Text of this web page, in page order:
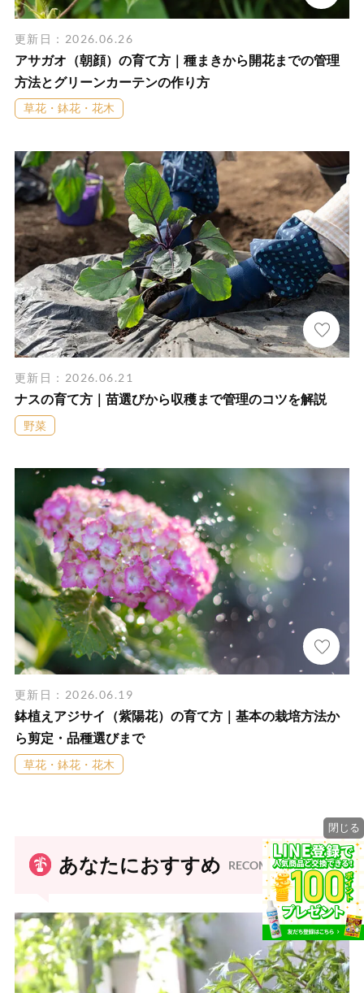
更新日：2026.06.26
アサガオ（朝顔）の育て方｜種まきから開花までの管理
方法とグリーンカーテンの作り方
草花・鉢花・花木
更新日：2026.06.21
ナスの育て方｜苗選びから収穫まで管理のコツを解説
野菜
更新日：2026.06.19
鉢植えアジサイ（紫陽花）の育て方｜基本の栽培方法か
ら剪定・品種選びまで
草花・鉢花・花木
あなたにおすすめ RECOMMEND
閉じる